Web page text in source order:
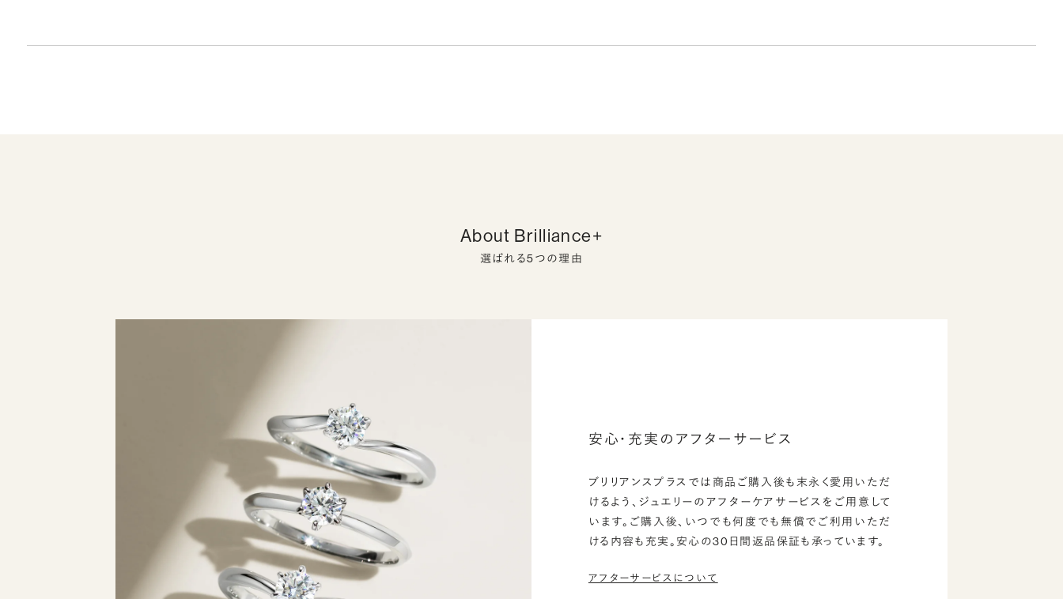
About Brilliance+
選ばれる5つの理由
安心・充実のアフターサービス
ブリリアンスプラスでは商品ご購入後も末永く愛用いただ
けるよう、ジュエリーのアフターケアサービスをご用意して
います。ご購入後、いつでも何度でも無償でご利用いただ
ける内容も充実。安心の30日間返品保証も承っています。
アフターサービスについて